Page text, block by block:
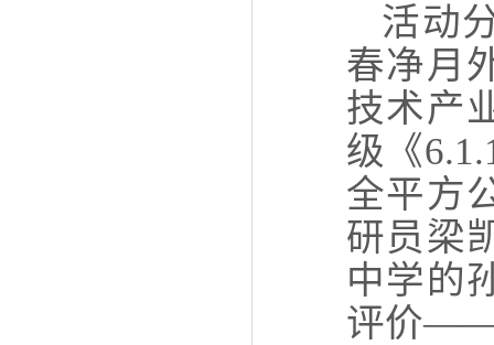
活动
春净月
技术产
级《
全平方
研员梁
中学的
评价——